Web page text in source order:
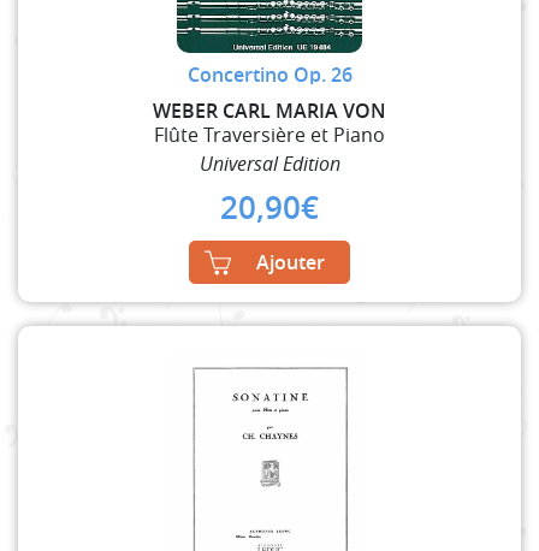
Concertino Op. 26
WEBER CARL MARIA VON
Flûte Traversière et Piano
Universal Edition
20,90€
Ajouter